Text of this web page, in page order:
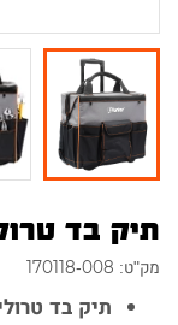
תיק בד
מק"ט: 170118-008
תיק בד טרולי